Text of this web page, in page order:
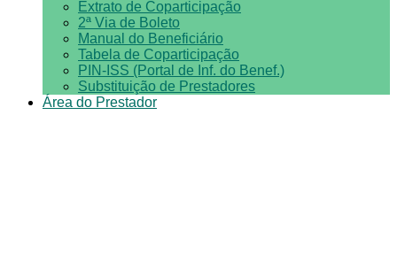
Extrato de Coparticipação
2ª Via de Boleto
Manual do Beneficiário
Tabela de Coparticipação
PIN-ISS (Portal de Inf. do Benef.)
Substituição de Prestadores
Área do Prestador